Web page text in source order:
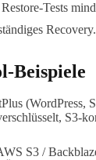
Tests
Recovery.
Beispiele
(WordPress,
S3-
S3 /